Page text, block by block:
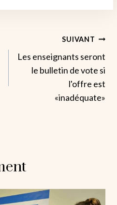
SUIVANT
Les enseignants seront
le bulletin de vote si
l'offre est
«inadéquate»